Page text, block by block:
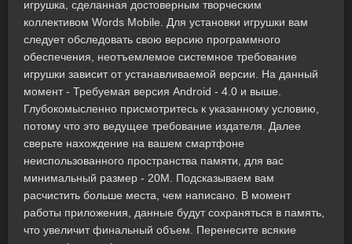
игрушка, сделанная достоверным творческим
коллективом Words Mobile. Для установки игрушки вам
следует обследовать свою версию программного
обеспечения, неотъемлемое системное требование
игрушки зависит от устанавливаемой версии. На данный
момент - Требуемая версия Android - 4.0 и выше.
Глубокомысленно присмотритесь к указанному условию,
потому что это ведущее требование издателя. Далее
сверьте нахождение на вашем смартфоне
неиспользованного пространства памяти, для вас
минимальный размер - 20M. Подсказываем вам
расчистить больше места, чем написано. В момент
работы приложения, данные будут сохраняться в память,
что увеличит финальный объем. Перенесите всякие